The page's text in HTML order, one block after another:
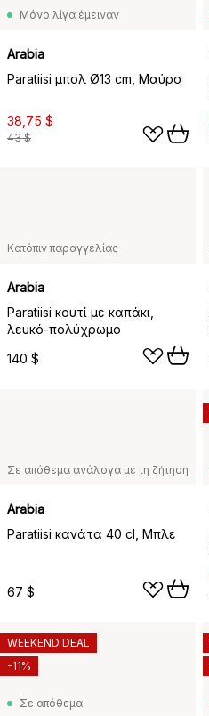
Μόνο λίγα έμειναν
Arabia
Paratiisi μπολ Ø13 cm, Μαύρο
38,75 $
43 $
Κατόπιν παραγγελίας
Arabia
Paratiisi κουτί με καπάκι,
λευκό-πολύχρωμο
140 $
Σε απόθεμα ανάλογα με τη ζήτηση
Arabia
Paratiisi κανάτα 40 cl, Μπλε
67 $
Σε απόθεμα
WEEKEND DEAL
-11%